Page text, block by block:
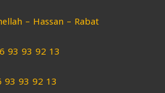
– Hassan – Rabat
93 93 92 13
93 93 92 13